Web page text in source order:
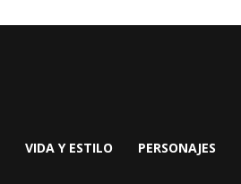
VIDA Y ESTILO PERSONAJES